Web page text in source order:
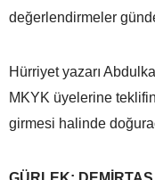
değerlendirmeler
Hürriyet yazarı
MKYK üyelerine
girmesi halinde